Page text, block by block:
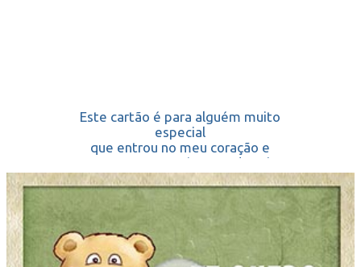
Este cartão é para alguém muito
especial
que entrou no meu coração e
nunca, nunca será capaz de sair.
TE QUERO MUITO